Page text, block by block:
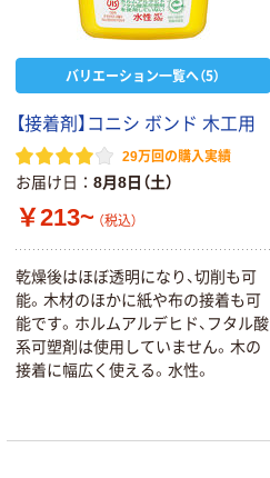
バリエーション一覧へ（5）
【接着剤】コニシ ボンド 木工用
29万回の購入実績
お届け日 8月8日（土）
￥213~ （税込）
乾燥後はほぼ透明になり、切削も可
能。木材のほかに紙や布の接着も可
能です。ホルムアルデヒド、フタル酸
系可塑剤は使用していません。木の
接着に幅広く使える。水性。